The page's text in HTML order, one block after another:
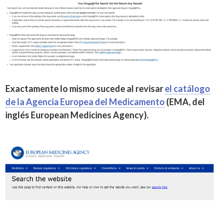
Exactamente lo mismo sucede al revisarel catálogo
de la Agencia Europea del Medicamento (EMA, del
inglés European Medicines Agency).